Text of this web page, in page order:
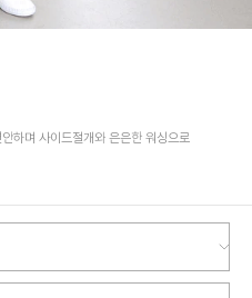
하며 사이드절개와 은은한 워싱으로